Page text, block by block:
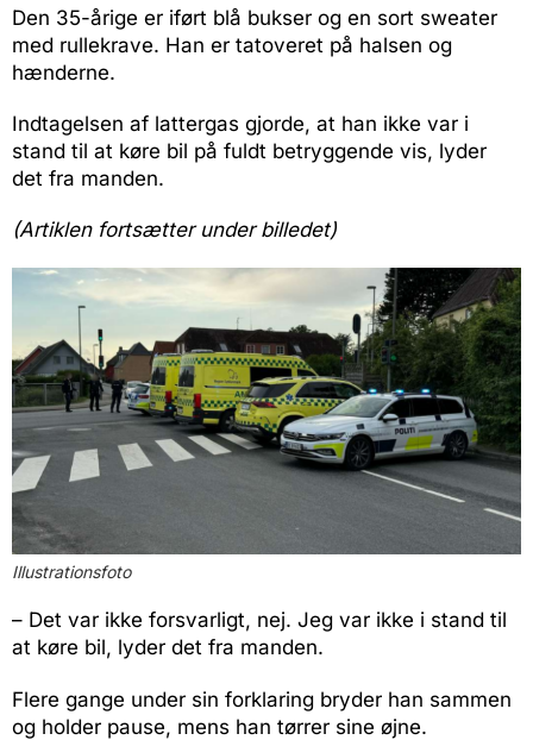
Den 35-årige er iført blå bukser og en sort sweater
med rullekrave. Han er tatoveret på halsen og
hænderne.
Indtagelsen af lattergas gjorde, at han ikke var i
stand til at køre bil på fuldt betryggende vis, lyder
det fra manden.
(Artiklen fortsætter under billedet)
Illustrationsfoto
– Det var ikke forsvarligt, nej. Jeg var ikke i stand til
at køre bil, lyder det fra manden.
Flere gange under sin forklaring bryder han sammen
og holder pause, mens han tørrer sine øjne.